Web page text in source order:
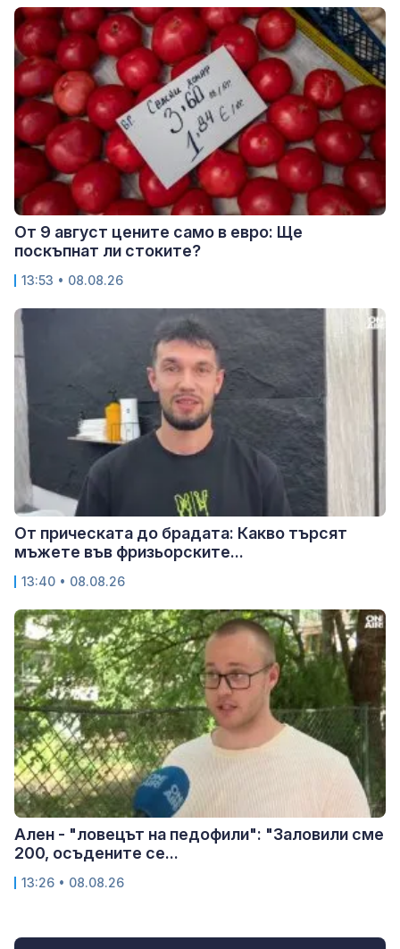
От 9 август цените само в евро: Ще
поскъпнат ли стоките?
13:53 • 08.08.26
От прическата до брадата: Какво търсят
мъжете във фризьорските...
13:40 • 08.08.26
Ален - "ловецът на педофили": "Заловили сме
200, осъдените се...
13:26 • 08.08.26